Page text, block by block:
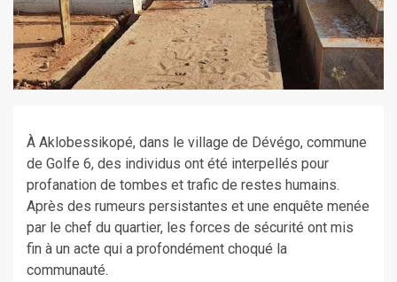
À Aklobessikopé, dans le village de Dévégo, commune
de Golfe 6, des individus ont été interpellés pour
profanation de tombes et trafic de restes humains.
Après des rumeurs persistantes et une enquête menée
par le chef du quartier, les forces de sécurité ont mis
fin à un acte qui a profondément choqué la
communauté.